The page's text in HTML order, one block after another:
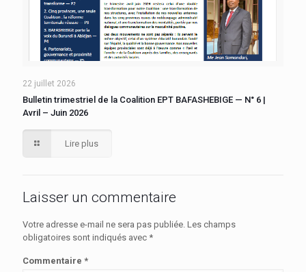
22 juillet 2026
Bulletin trimestriel de la Coalition EPT BAFASHEBIGE — N° 6 |
Avril – Juin 2026
Lire plus
Laisser un commentaire
Votre adresse e-mail ne sera pas publiée. Les champs
obligatoires sont indiqués avec *
Commentaire *